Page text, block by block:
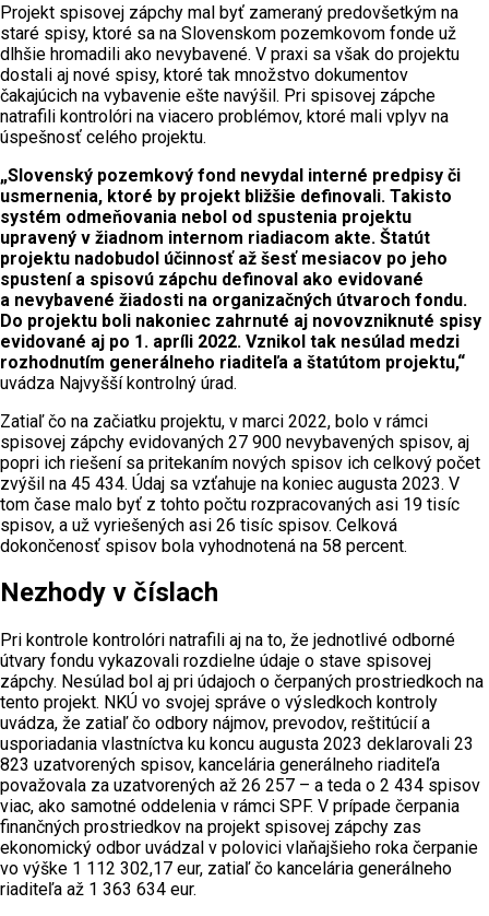
Projekt spisovej zápchy mal byť zameraný predovšetkým na
staré spisy, ktoré sa na Slovenskom pozemkovom fonde už
dlhšie hromadili ako nevybavené. V praxi sa však do projektu
dostali aj nové spisy, ktoré tak množstvo dokumentov
čakajúcich na vybavenie ešte navýšil. Pri spisovej zápche
natrafili kontrolóri na viacero problémov, ktoré mali vplyv na
úspešnosť celého projektu.
„Slovenský pozemkový fond nevydal interné predpisy či
usmernenia, ktoré by projekt bližšie definovali. Takisto
systém odmeňovania nebol od spustenia projektu
upravený v žiadnom internom riadiacom akte. Štatút
projektu nadobudol účinnosť až šesť mesiacov po jeho
spustení a spisovú zápchu definoval ako evidované
a nevybavené žiadosti na organizačných útvaroch fondu.
Do projektu boli nakoniec zahrnuté aj novovzniknuté spisy
evidované aj po 1. apríli 2022. Vznikol tak nesúlad medzi
rozhodnutím generálneho riaditeľa a štatútom projektu,“
uvádza Najvyšší kontrolný úrad.
Zatiaľ čo na začiatku projektu, v marci 2022, bolo v rámci
spisovej zápchy evidovaných 27 900 nevybavených spisov, aj
popri ich riešení sa pritekaním nových spisov ich celkový počet
zvýšil na 45 434. Údaj sa vzťahuje na koniec augusta 2023. V
tom čase malo byť z tohto počtu rozpracovaných asi 19 tisíc
spisov, a už vyriešených asi 26 tisíc spisov. Celková
dokončenosť spisov bola vyhodnotená na 58 percent.
Nezhody v číslach
Pri kontrole kontrolóri natrafili aj na to, že jednotlivé odborné
útvary fondu vykazovali rozdielne údaje o stave spisovej
zápchy. Nesúlad bol aj pri údajoch o čerpaných prostriedkoch na
tento projekt. NKÚ vo svojej správe o výsledkoch kontroly
uvádza, že zatiaľ čo odbory nájmov, prevodov, reštitúcií a
usporiadania vlastníctva ku koncu augusta 2023 deklarovali 23
823 uzatvorených spisov, kancelária generálneho riaditeľa
považovala za uzatvorených až 26 257 – a teda o 2 434 spisov
viac, ako samotné oddelenia v rámci SPF. V prípade čerpania
finančných prostriedkov na projekt spisovej zápchy zas
ekonomický odbor uvádzal v polovici vlaňajšieho roka čerpanie
vo výške 1 112 302,17 eur, zatiaľ čo kancelária generálneho
riaditeľa až 1 363 634 eur.